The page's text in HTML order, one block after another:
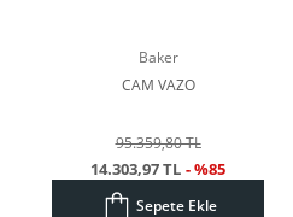
Baker
CAM VAZO
95.359,80 TL
14.303,97 TL - %85
Sepete Ekle